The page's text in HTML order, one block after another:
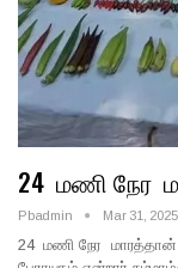
24 மணி நேர
Pbadmin Mar 31, 2025
24 மணி நேர மாரத்தான்